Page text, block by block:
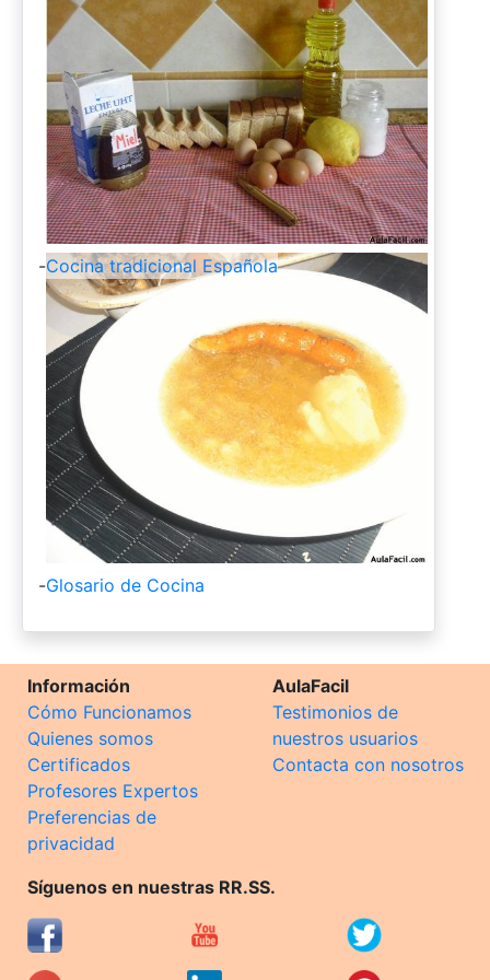
-Cocina tradicional Española
-Glosario de Cocina
Información
Cómo Funcionamos
Quienes somos
Certificados
Profesores Expertos
Preferencias de
privacidad
AulaFacil
Testimonios de
nuestros usuarios
Contacta con nosotros
Síguenos en nuestras RR.SS.